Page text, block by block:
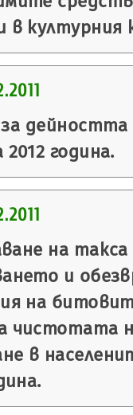
в културния
година.
на такса
и
на
чистотата
в